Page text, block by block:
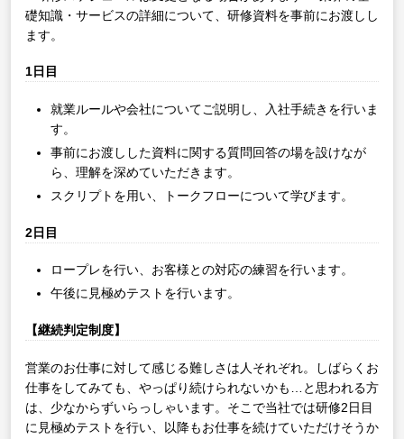
礎知識・サービスの詳細について、研修資料を事前にお渡しし
ます。
1日目
就業ルールや会社についてご説明し、入社手続きを行いま
す。
事前にお渡しした資料に関する質問回答の場を設けなが
ら、理解を深めていただきます。
スクリプトを用い、トークフローについて学びます。
2日目
ロープレを行い、お客様との対応の練習を行います。
午後に見極めテストを行います。
【継続判定制度】
営業のお仕事に対して感じる難しさは人それぞれ。しばらくお
仕事をしてみても、やっぱり続けられないかも…と思われる方
は、少なからずいらっしゃいます。そこで当社では研修2日目
に見極めテストを行い、以降もお仕事を続けていただけそうか